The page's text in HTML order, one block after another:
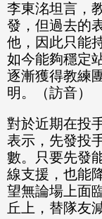
李東洺坦言，
發，但過去的
他，因此只能
如今能夠穩定
逐漸獲得教練
明。（訪音）
對於近期在投
表示，先發投
數。只要先發
線支援，也能
望無論場上面
丘上，替隊友